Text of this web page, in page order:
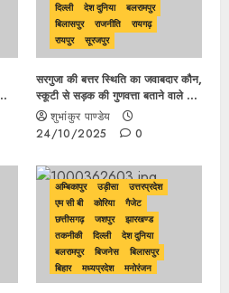
दिल्ली
देश दुनिया
बलरामपुर
बिलासपुर
राजनीति
रायगढ़
रायपुर
सूरजपुर
सरगुजा की बत्तर स्थिति का जवाबदार कौन,
स्कूटी से सड़क की गुणवत्ता बताने वाले पूर्व
उपमुख्यमंत्री एवं वर्तमान सांसद स्कूटी से
एमजी रोड़ का भ्रमण अब क्यों नहीं कर रहे
शुभांकुर पाण्डेय
24/10/2025
0
अम्बिकापुर उड़ीसा
उत्तरप्रदेश
एम सी बी
कोरिया
गैजेट
छत्तीसगढ़
जशपुर
झारखण्ड
तकनीकी
दिल्ली
देश दुनिया
बलरामपुर
बिजनेस
बिलासपुर
बिहार
मध्यप्रदेश
मनोरंजन
राजनीति
रायगढ़ रायपुर
रोबोटिक